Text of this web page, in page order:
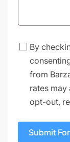
By
from
rates may
opt-out,
Submit